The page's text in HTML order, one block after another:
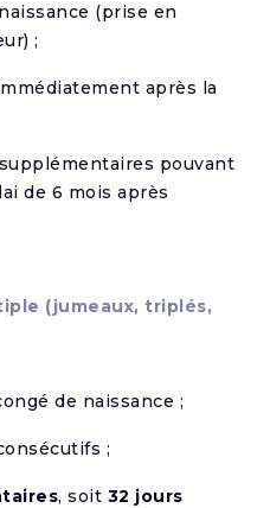
(prise en
;
après la
pouvant
de 6 mois après
(jumeaux, triplés,
de naissance ;
;
, soit 32 jours